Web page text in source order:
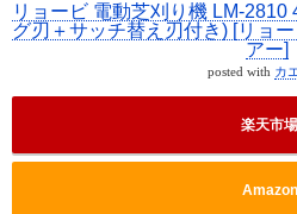
リョービ 電動芝刈り機 LM-2810
グ刃＋サッチ替え刃付き) [リョ
アー]
posted with カ
楽天市場
Amazon